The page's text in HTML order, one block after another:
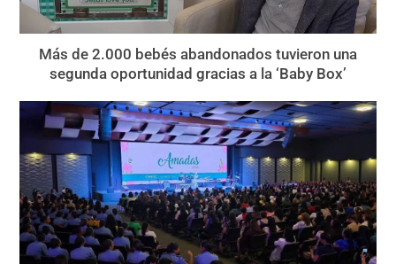
Más de 2.000 bebés abandonados tuvieron una
segunda oportunidad gracias a la ‘Baby Box’